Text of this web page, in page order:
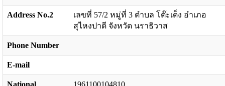
Address No.2
เลขที่ 57/2 หมู่ที่ 3 ตำบล โต๊ะเด็ง อำเภอ
สุไหงปาดี จังหวัด นราธิวาส
Phone Number
E-mail
National
1961100104810